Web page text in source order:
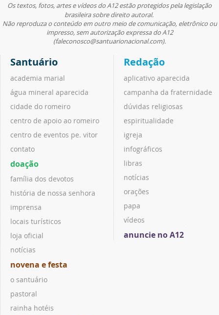
Os textos, fotos, artes e vídeos do A12 estão protegidos pela legislação
brasileira sobre direito autoral.
Não reproduza o conteúdo em outro meio de comunicação, eletrônico ou
impresso, sem autorização expressa do A12
(faleconosco@santuarionacional.com).
Santuário
academia marial
água mineral aparecida
cidade do romeiro
centro de apoio ao romeiro
centro de eventos pe. vitor
contato
doação
família dos devotos
história de nossa senhora
imprensa
locais turísticos
loja oficial
notícias
novena e festa
o santuário
pastoral
rainha hotéis
Redação
aplicativo aparecida
campanha da fraternidade
dúvidas religiosas
espiritualidade
igreja
infográficos
libras
notícias
orações
papa
vídeos
anuncie no A12